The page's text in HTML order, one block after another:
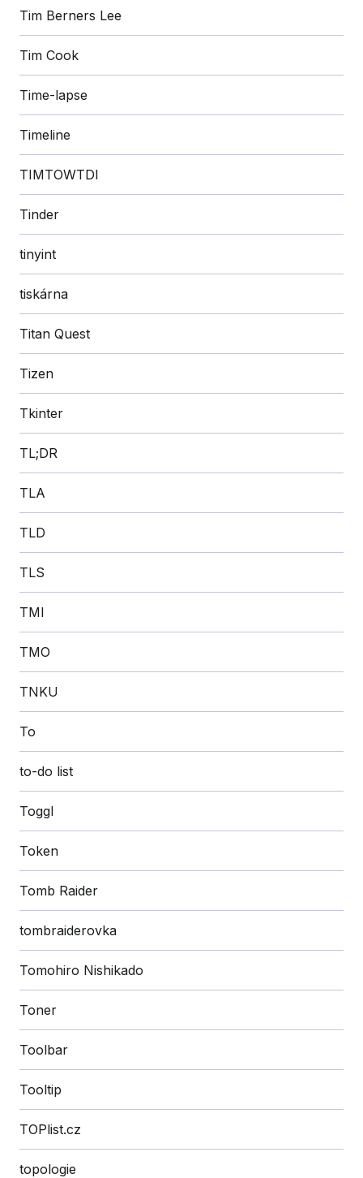
Tim Berners Lee
Tim Cook
Time-lapse
Timeline
TIMTOWTDI
Tinder
tinyint
tiskárna
Titan Quest
Tizen
Tkinter
TL;DR
TLA
TLD
TLS
TMI
TMO
TNKU
To
to-do list
Toggl
Token
Tomb Raider
tombraiderovka
Tomohiro Nishikado
Toner
Toolbar
Tooltip
TOPlist.cz
topologie